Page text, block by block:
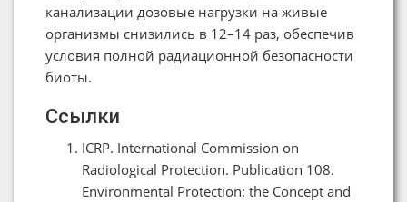
канализации дозовые нагрузки на живые
организмы снизились в 12–14 раз, обеспечив
условия полной радиационной безопасности
биоты.
Ссылки
ICRP. International Commission on
Radiological Protection. Publication 108.
Environmental Protection: the Concept and